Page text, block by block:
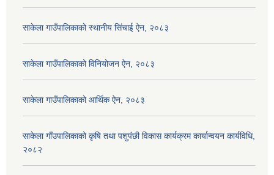
साकेला गाउँपालिकाको स्थानीय सिंचाई ऐन, २०८३
साकेला गाउँपालिकाको विनियोजन ऐन, २०८३
साकेला गाउँपालिकाको आर्थिक ऐन, २०८३
साकेला गाँउपालिकाको कृषि तथा पशुपंछी विकास कार्यक्रम कार्यान्वयन कार्यविधि,
२०८२